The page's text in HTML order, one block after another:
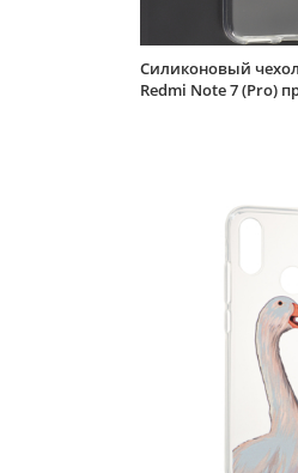
Силиконовый
Redmi Note 7 (Pro)